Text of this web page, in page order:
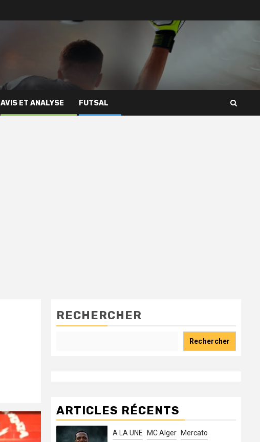
AVIS ET ANALYSE FUTSAL
RECHERCHER
Rechercher
ARTICLES RÉCENTS
A LA UNE MC Alger Mercato